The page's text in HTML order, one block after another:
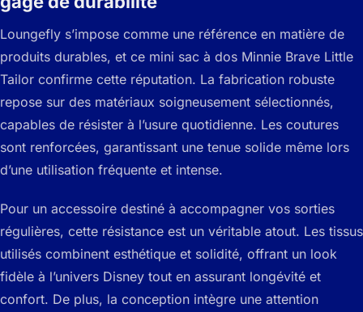
Loungefly s’impose comme une référence en matière de
produits durables, et ce mini sac à dos Minnie Brave Little
Tailor confirme cette réputation. La fabrication robuste
repose sur des matériaux soigneusement sélectionnés,
capables de résister à l’usure quotidienne. Les coutures
sont renforcées, garantissant une tenue solide même lors
d’une utilisation fréquente et intense.
Pour un accessoire destiné à accompagner vos sorties
régulières, cette résistance est un véritable atout. Les tissus
utilisés combinent esthétique et solidité, offrant un look
fidèle à l’univers Disney tout en assurant longévité et
confort. De plus, la conception intègre une attention